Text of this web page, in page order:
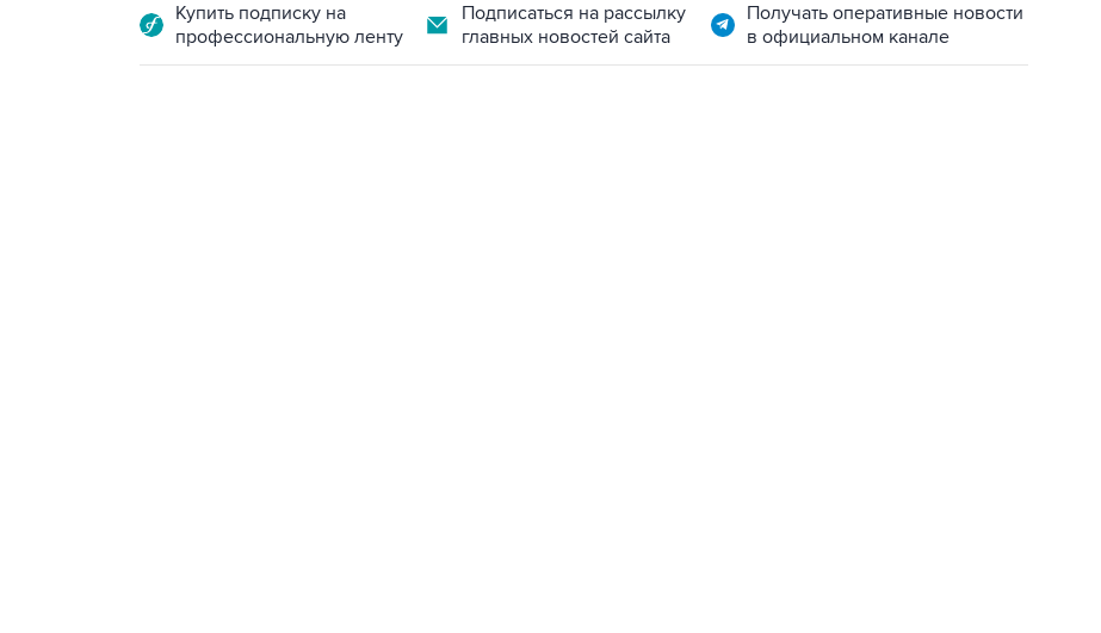
Купить подписку на
профессиональную ленту
Подписаться на рассылку
главных новостей сайта
Получать оперативные новости
в официальном канале